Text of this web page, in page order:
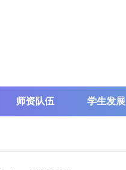
师资队伍 学生发展